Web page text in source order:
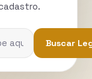
Buscar